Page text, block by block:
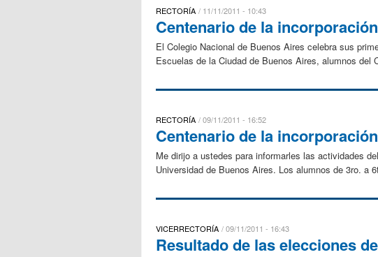
RECTORÍA 11/11/2011 - 10:43
Centenario de la
El Colegio Nacional de Buenos Aires celebra sus
Escuelas de la Ciudad de Buenos Aires, alumnos
RECTORÍA 09/11/2011 - 16:52
Centenario de la
Me dirijo a ustedes para informarles las actividades
Universidad de Buenos Aires. Los alumnos de 3ro. a
VICERRECTORÍA 09/11/2011 - 16:43
Resultado de las elecciones